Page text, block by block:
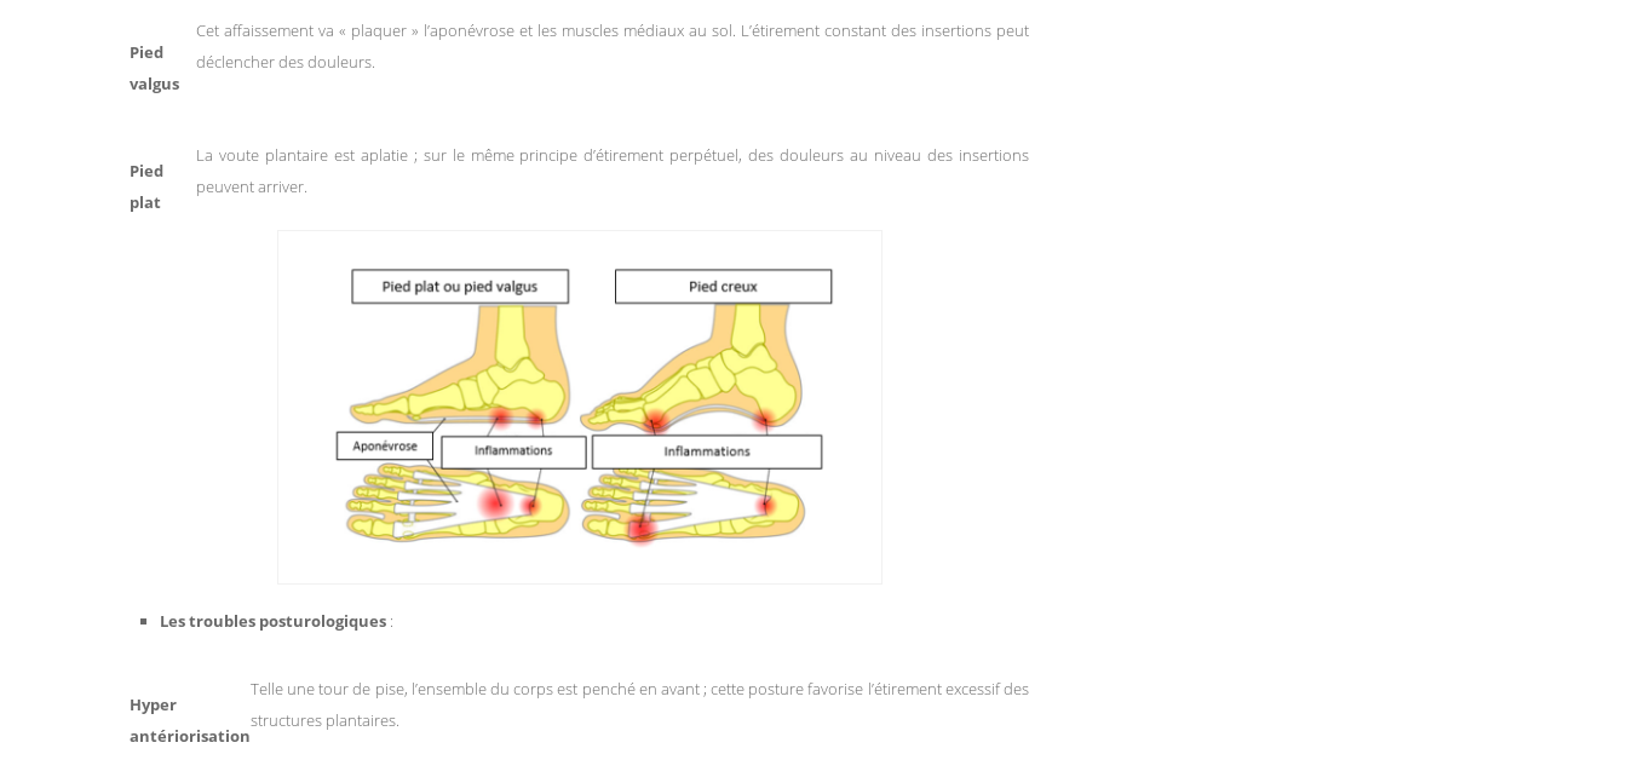
Pied
valgus
Cet affaissement va « plaquer » l’aponévrose et les muscles médiaux au sol. L’étirement constant des insertions peut
déclencher des douleurs.
Pied
plat
La voute plantaire est aplatie ; sur le même principe d’étirement perpétuel, des douleurs au niveau des insertions
peuvent arriver.
Les troubles posturologiques :
Hyper
antériorisation
Telle une tour de pise, l’ensemble du corps est penché en avant ; cette posture favorise l’étirement excessif des
structures plantaires.